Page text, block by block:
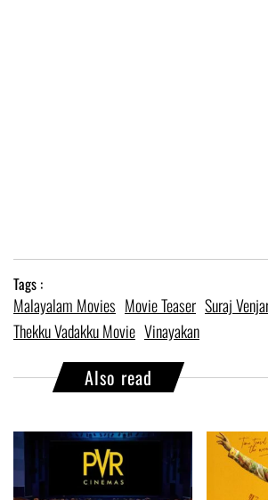
Tags :
Malayalam Movies Movie Teaser Suraj
Thekku Vadakku Movie Vinayakan
Also read